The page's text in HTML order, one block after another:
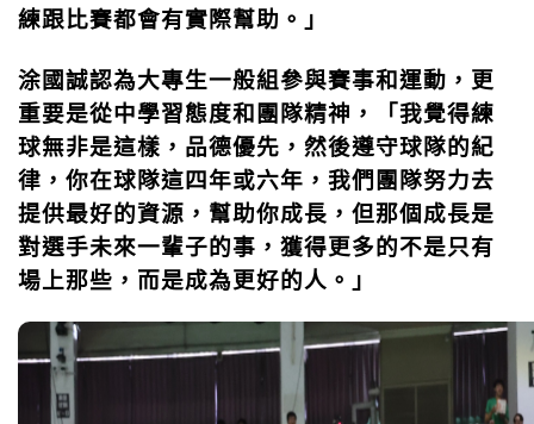
練跟比賽都會有實際幫助。」
涂國誠認為大專生一般組參與賽事和運動，更
重要是從中學習態度和團隊精神，「我覺得練
球無非是這樣，品德優先，然後遵守球隊的紀
律，你在球隊這四年或六年，我們團隊努力去
提供最好的資源，幫助你成長，但那個成長是
對選手未來一輩子的事，獲得更多的不是只有
場上那些，而是成為更好的人。」